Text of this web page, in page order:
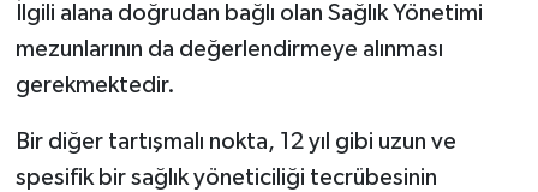
İlgili alana doğrudan bağlı olan Sağlık Yönetimi
mezunlarının da değerlendirmeye alınması
gerekmektedir.
Bir diğer tartışmalı nokta, 12 yıl gibi uzun ve
spesifik bir sağlık yöneticiliği tecrübesinin